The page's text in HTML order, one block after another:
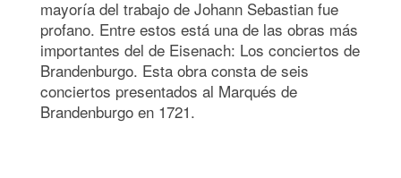
mayoría del trabajo de Johann Sebastian fue
profano. Entre estos está una de las obras más
importantes del de Eisenach: Los conciertos de
Brandenburgo. Esta obra consta de seis
conciertos presentados al Marqués de
Brandenburgo en 1721.